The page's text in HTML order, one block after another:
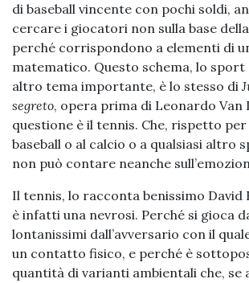
di baseball vincente con pochi soldi,
cercare i giocatori non sulla base
perché corrispondono a elementi di
matematico. Questo schema, lo sport
altro tema importante, è lo stesso di
segreto, opera prima di Leonardo Van
questione è il tennis. Che, rispetto
baseball o al calcio o a qualsiasi altro
non può contare neanche
Il tennis, lo racconta benissimo David
è infatti una nevrosi. Perché si gioca
lontanissimi dall’avversario con il
un contatto fisico, e perché è
quantità di varianti ambientali che,